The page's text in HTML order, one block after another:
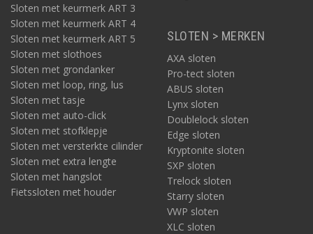
Verzeker je e-bike
Voorkomen is beter dan genezen. Op deze pagina lees je ook
voldoende tips hiervoor. Alleen, diefstal helemaal uitsluiten kun
je helaas nooit. Heeft de dief onverhoopt het laatste woord
gehad? Dan is het achteraf fijn als je je vooraf tegen de e-bike
diefstal hebt verzekerd. Zorg dat je kunt aantonen dat de fiets
goed op slot stond, en de kans op vergoeding van de schade is
groot. Dat verzacht natuurlijk voor het grootste deel het leed.
Gebruik een Track & Trace
De gestolen e-bike kunnen volgen. Het kán wel degelijk het
verschil maken. Voor jou en/of voor de politie. Hoe meer
concrete informatie over de dief, jouw fiets en de bijbehorende
locatie, hoe beter. Zorg daarom voor een GPS-tracker,
bijvoorbeeld ingebouwd in een slot.
Sloten met keurmerk ART 3
Sloten met keurmerk ART 4
Sloten met keurmerk ART 5
Sloten met slothoes
Sloten met grondanker
Sloten met loop, ring, lus
Sloten met tasje
Sloten met auto-click
Sloten met stofklepje
Sloten met versterkte cilinder
Sloten met extra lengte
Sloten met hangslot
Fietssloten met houder
SLOTEN > MERKEN
AXA sloten
Pro-tect sloten
ABUS sloten
Lynx sloten
Doublelock sloten
Edge sloten
Kryptonite sloten
SXP sloten
Trelock sloten
Starry sloten
VWP sloten
XLC sloten